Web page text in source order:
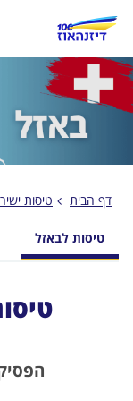
דף הבית טיסות
טיסות לבאזל